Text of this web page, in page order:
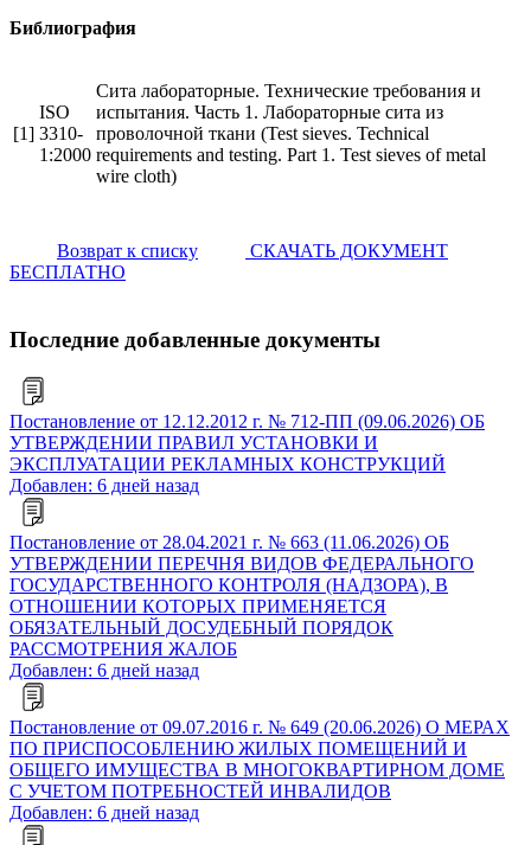
Библиография
[1]
ISO
3310-
1:2000
Сита лабораторные. Технические требования и
испытания. Часть 1. Лабораторные сита из
проволочной ткани (Test sieves. Technical
requirements and testing. Part 1. Test sieves of metal
wire cloth)
Возврат к списку
СКАЧАТЬ ДОКУМЕНТ
БЕСПЛАТНО
Последние добавленные документы
Постановление от 12.12.2012 г. № 712-ПП (09.06.2026) ОБ
УТВЕРЖДЕНИИ ПРАВИЛ УСТАНОВКИ И
ЭКСПЛУАТАЦИИ РЕКЛАМНЫХ КОНСТРУКЦИЙ
Добавлен: 6 дней назад
Постановление от 28.04.2021 г. № 663 (11.06.2026) ОБ
УТВЕРЖДЕНИИ ПЕРЕЧНЯ ВИДОВ ФЕДЕРАЛЬНОГО
ГОСУДАРСТВЕННОГО КОНТРОЛЯ (НАДЗОРА), В
ОТНОШЕНИИ КОТОРЫХ ПРИМЕНЯЕТСЯ
ОБЯЗАТЕЛЬНЫЙ ДОСУДЕБНЫЙ ПОРЯДОК
РАССМОТРЕНИЯ ЖАЛОБ
Добавлен: 6 дней назад
Постановление от 09.07.2016 г. № 649 (20.06.2026) О МЕРАХ
ПО ПРИСПОСОБЛЕНИЮ ЖИЛЫХ ПОМЕЩЕНИЙ И
ОБЩЕГО ИМУЩЕСТВА В МНОГОКВАРТИРНОМ ДОМЕ
С УЧЕТОМ ПОТРЕБНОСТЕЙ ИНВАЛИДОВ
Добавлен: 6 дней назад